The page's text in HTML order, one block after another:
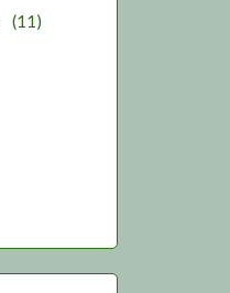
(11)